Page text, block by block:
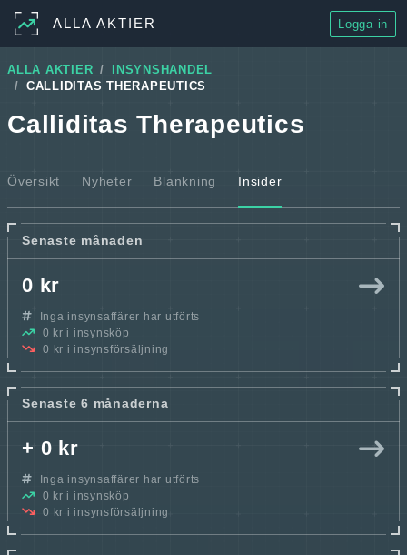
ALLA AKTIER Logga in
ALLA AKTIER
INSYNSHANDEL
CALLIDITAS THERAPEUTICS
Calliditas Therapeutics
Översikt Nyheter Blankning Insider
Senaste månaden
0 kr
Inga insynsaffärer har utförts
0 kr i insynsköp
0 kr i insynsförsäljning
Senaste 6 månaderna
+ 0 kr
Inga insynsaffärer har utförts
0 kr i insynsköp
0 kr i insynsförsäljning